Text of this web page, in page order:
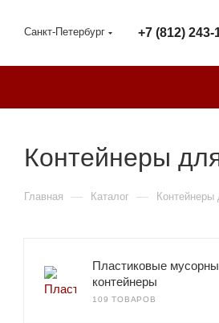
Санкт-Петербург +7 (812) 243-
Контейнеры
Главная — Каталог —
Пластиковые
контейнеры
109 ТОВАРОВ